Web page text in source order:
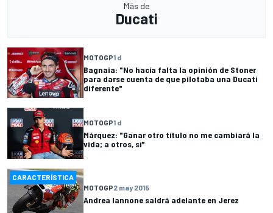
Más de
Ducati
MOTOGP1 d
Bagnaia: "No hacía falta la opinión de Stoner
para darse cuenta de que pilotaba una Ducati
diferente"
MOTOGP1 d
Márquez: "Ganar otro título no me cambiará la
vida; a otros, sí"
CARACTERÍSTICA
MOTOGP2 may 2015
Andrea Iannone saldrá adelante en Jerez